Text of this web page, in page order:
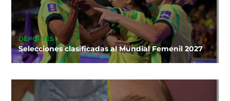
DEPORTES
Selecciones clasificadas al Mundial Femenil 2027